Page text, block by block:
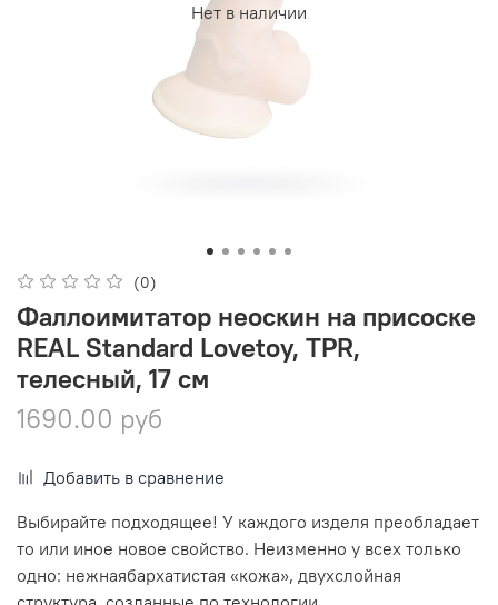
Нет в наличии
(0)
Фаллоимитатор неоскин на присоске
REAL Standard Lovetoy, TPR,
телесный, 17 см
1690.00 руб
Добавить в сравнение
Выбирайте подходящее! У каждого изделя преобладает
то или иное новое свойство. Неизменно у всех только
одно: нежнаябархатистая «кожа», двухслойная